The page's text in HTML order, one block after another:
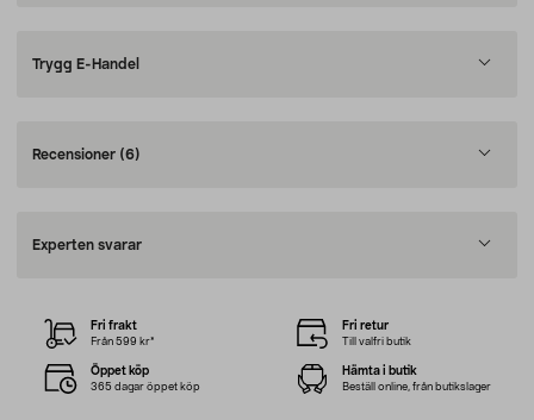
Trygg E-Handel
Recensioner (6)
Experten svarar
Fri frakt
Från 599 kr*
Fri retur
Till valfri butik
Öppet köp
365 dagar öppet köp
Hämta i butik
Beställ online, från butikslager